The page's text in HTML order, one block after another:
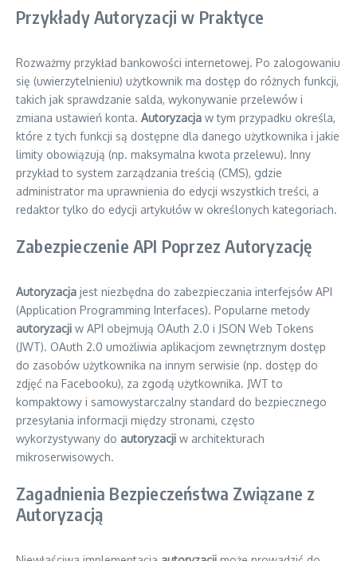
Przykłady Autoryzacji w Praktyce
Rozważmy przykład bankowości internetowej. Po zalogowaniu
się (uwierzytelnieniu) użytkownik ma dostęp do różnych funkcji,
takich jak sprawdzanie salda, wykonywanie przelewów i
zmiana ustawień konta. Autoryzacja w tym przypadku określa,
które z tych funkcji są dostępne dla danego użytkownika i jakie
limity obowiązują (np. maksymalna kwota przelewu). Inny
przykład to system zarządzania treścią (CMS), gdzie
administrator ma uprawnienia do edycji wszystkich treści, a
redaktor tylko do edycji artykułów w określonych kategoriach.
Zabezpieczenie API Poprzez Autoryzację
Autoryzacja jest niezbędna do zabezpieczania interfejsów API
(Application Programming Interfaces). Popularne metody
autoryzacji w API obejmują OAuth 2.0 i JSON Web Tokens
(JWT). OAuth 2.0 umożliwia aplikacjom zewnętrznym dostęp
do zasobów użytkownika na innym serwisie (np. dostęp do
zdjęć na Facebooku), za zgodą użytkownika. JWT to
kompaktowy i samowystarczalny standard do bezpiecznego
przesyłania informacji między stronami, często
wykorzystywany do autoryzacji w architekturach
mikroserwisowych.
Zagadnienia Bezpieczeństwa Związane z
Autoryzacją